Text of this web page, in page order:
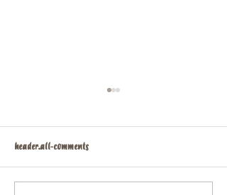
header.all-comments